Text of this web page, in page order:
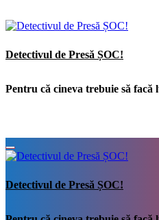
Detectivul de Presă ȘOC!
Pentru că cineva trebuie să facă
Detectivul de Presă ȘOC!